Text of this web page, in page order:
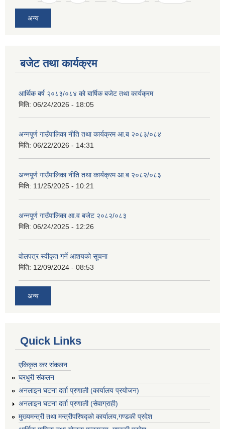
अन्य
बजेट तथा कार्यक्रम
आर्थिक बर्ष २०८३/०८४ को बार्षिक बजेट तथा कार्यक्रम
मिति: 06/24/2026 - 18:05
अन्नपूर्ण गाउँपालिका नीति तथा कार्यक्रम आ.ब २०८३/०८४
मिति: 06/22/2026 - 14:31
अन्नपूर्ण गाउँपालिका नीति तथा कार्यक्रम आ.ब २०८२/०८३
मिति: 11/25/2025 - 10:21
अन्नपूर्ण गाउँपालिका आ.व बजेट २०८२/०८३
मिति: 06/24/2025 - 12:26
वोलपत्र स्वीकृत गर्ने आशयको सूचना
मिति: 12/09/2024 - 08:53
अन्य
Quick Links
एकिकृत कर संकलन
घरधुरी संकलन
अनलाइन घटना दर्ता प्रणाली (कार्यालय प्रयोजन)
अनलाइन घटना दर्ता प्रणाली (सेवाग्राही)
मुख्यमन्त्री तथा मन्त्रीपरिषद्को कार्यालय,गण्डकी प्रदेश